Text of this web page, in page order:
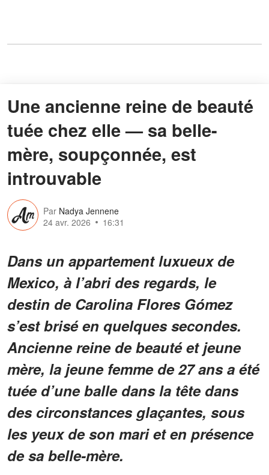
Une ancienne reine de beauté
tuée chez elle — sa belle-
mère, soupçonnée, est
introuvable
Par Nadya Jennene
24 avr. 2026
16:31
Dans un appartement luxueux de
Mexico, à l’abri des regards, le
destin de Carolina Flores Gómez
s’est brisé en quelques secondes.
Ancienne reine de beauté et jeune
mère, la jeune femme de 27 ans a été
tuée d’une balle dans la tête dans
des circonstances glaçantes, sous
les yeux de son mari et en présence
de sa belle-mère.